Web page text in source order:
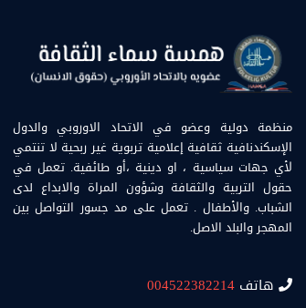
منظمة دولية وعضو في الاتحاد الاوروبي والدول
الإسكندنافية ثقافية إعلامية تربوية غير ربحية لا تنتمي
لأي جهات سياسية ، او دينية ،أو طائفية. تعمل في
حقول التربية والثقافة وشؤون المراة والابداع لدى
الشباب. والأطفال . تعمل على مد جسور التواصل بين
المهجر والبلد الاصل.
هاتف 004522382214